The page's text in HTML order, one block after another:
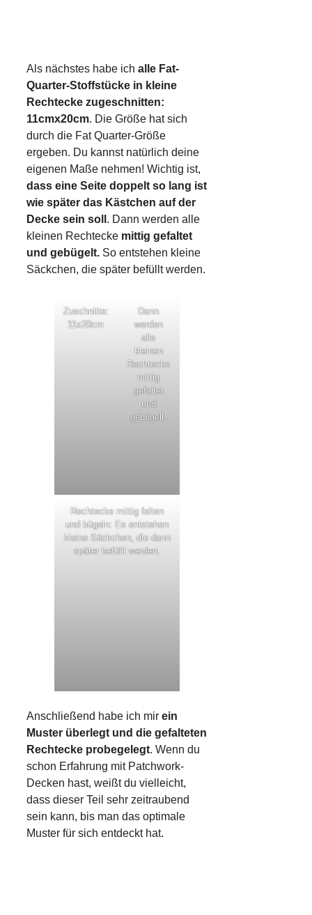
Als nächstes habe ich alle Fat-
Quarter-Stoffstücke in kleine
Rechtecke zugeschnitten:
11cmx20cm. Die Größe hat sich
durch die Fat Quarter-Größe
ergeben. Du kannst natürlich deine
eigenen Maße nehmen! Wichtig ist,
dass eine Seite doppelt so lang ist
wie später das Kästchen auf der
Decke sein soll . Dann werden alle
kleinen Rechtecke mittig gefaltet
und gebügelt. So entstehen kleine
Säckchen, die später befüllt werden.
Zuschnitte:
11x20cm
Dann
werden
alle
kleinen
Rechtecke
mittig
gefaltet
und
gebügelt.
Rechtecke mittig falten
und bügeln: Es entstehen
kleine Säckchen, die dann
später befüllt werden.
Anschließend habe ich mir ein
Muster überlegt und die gefalteten
Rechtecke probegelegt. Wenn du
schon Erfahrung mit Patchwork-
Decken hast, weißt du vielleicht,
dass dieser Teil sehr zeitraubend
sein kann, bis man das optimale
Muster für sich entdeckt hat.